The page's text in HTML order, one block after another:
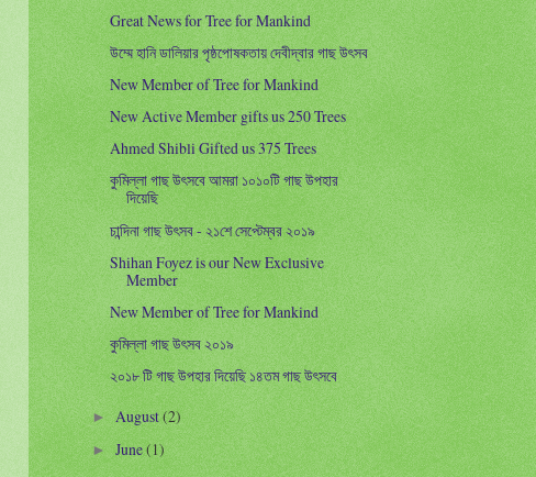
Great News for Tree for Mankind
উম্মে হানি ডালিয়ার পৃষ্ঠপোষকতায় দেবীদ্বার গাছ উৎসব
New Member of Tree for Mankind
New Active Member gifts us 250 Trees
Ahmed Shibli Gifted us 375 Trees
কুমিল্লা গাছ উৎসবে আমরা ১০১০টি গাছ উপহার
দিয়েছি
চান্দিনা গাছ উৎসব - ২১শে সেপ্টেম্বর ২০১৯
Shihan Foyez is our New Exclusive
Member
New Member of Tree for Mankind
কুমিল্লা গাছ উৎসব ২০১৯
২০১৮ টি গাছ উপহার দিয়েছি ১৪তম গাছ উৎসবে
►August(2)
► June(1)